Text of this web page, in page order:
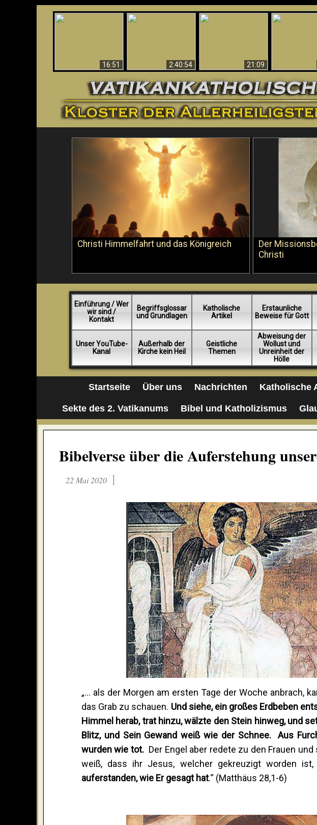
16:51
2:40:54
21:09
Christi Himmelfahrt und das Königreich
Der
Christi
Einführung / Wer
wir sind /
Kontakt
Begriffsglossar
und Grundlagen
Katholische
Artikel
Erstaunliche
Beweise für Gott
Unser YouTube-
Kanal
Außerhalb der
Kirche kein Heil
Geistliche
Themen
Abweisung der
Wollust und
Unreinheit der
Hölle
Startseite Über uns Nachrichten Katholische
Sekte des 2. Vatikanums Bibel und Katholizismus
Bibelverse über die Auferstehung
22 Mai 2020
„… als der Morgen am ersten Tage der Woche anbrach,
das Grab zu schauen. Und siehe, ein großes Erdbeben
Himmel herab, trat hinzu, wälzte den Stein hinweg, und
Blitz, und Sein Gewand weiß wie der Schnee. Aus
wurden wie tot.Der Engel aber redete zu den Frauen
weiß, dass ihr Jesus, welcher gekreuzigt worden
auferstanden, wie Er gesagt hat.“ (Matthäus 28,1-6)